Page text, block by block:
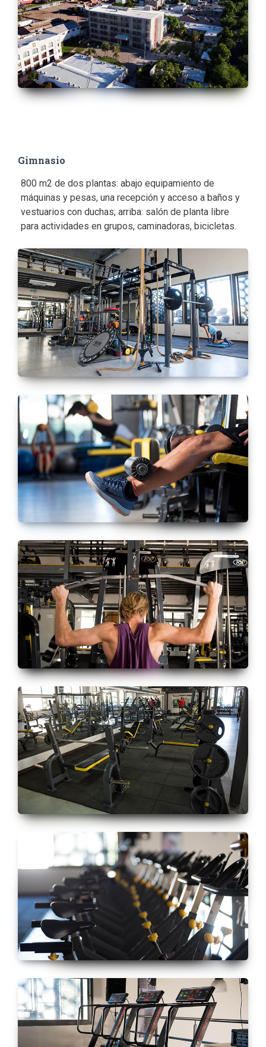
Gimnasio
800 m2 de dos plantas: abajo equipamiento de
máquinas y pesas, una recepción y acceso a baños y
vestuarios con duchas; arriba: salón de planta libre
para actividades en grupos, caminadoras, bicicletas.